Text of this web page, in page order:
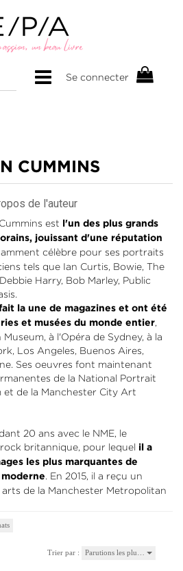
Se connecter
CUMMINS
de l'auteur
est
l'un des plus grands
jouissant d'une réputation
célèbre pour ses portraits
tels que Ian Curtis, Bowie, The
Harry, Bob Marley, Public
la une de magazines et ont été
et musées du monde entier,
à l'Opéra de Sydney, à la
Los Angeles, Buenos Aires,
Ses oeuvres font maintenant
de la National Portrait
et de la Manchester City Art
20 ans avec le NME, le
britannique, pour lequel il a
les plus marquantes de
. En 2015, il a reçu un
de la Manchester Metropolitan
Trier par : Parutions les plu…